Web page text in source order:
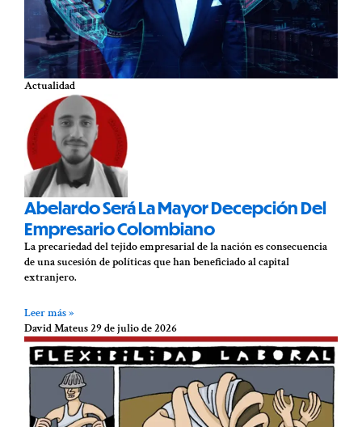
Actualidad
Abelardo Será La Mayor Decepción Del
Empresario Colombiano
La precariedad del tejido empresarial de la nación es consecuencia
de una sucesión de políticas que han beneficiado al capital
extranjero.
Leer más »
David Mateus29 de julio de 2026